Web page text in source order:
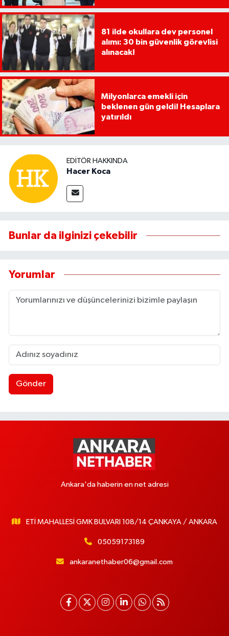
81 ilde okullara dev personel
alımı: 30 bin güvenlik görevlisi
alınacak!
Milyonlarca emekli için
beklenen gün geldi! Hesaplara
yatırıldı
EDITÖR HAKKINDA
Hacer Koca
Bunlar da ilginizi çekebilir
Yorumlar
Gönder
Ankara'da haberin en net adresi
ETİ MAHALLESİ GMK BULVARI 108/14 ÇANKAYA / ANKARA
05059173189
ankaranethaber06@gmail.com